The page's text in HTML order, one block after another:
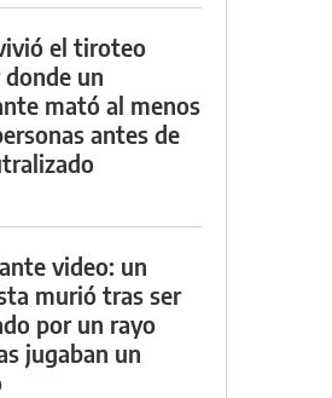
el tiroteo
un
mató al menos
antes de
video: un
murió tras ser
por un rayo
jugaban un